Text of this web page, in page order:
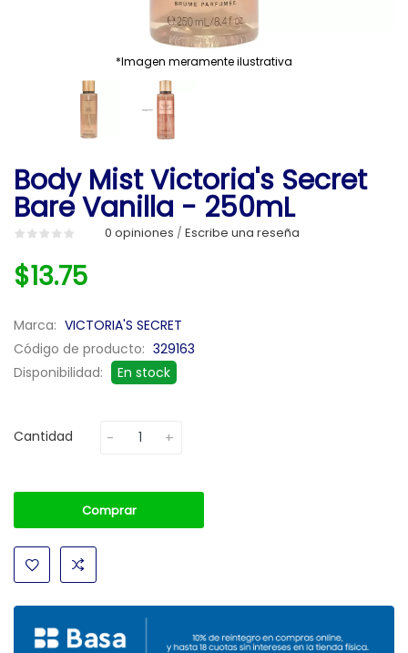
*Imagen meramente ilustrativa
Body Mist Victoria's Secret
Bare Vanilla - 250mL
0 opiniones / Escribe una reseña
$13.75
Marca: VICTORIA'S SECRET
Código de producto: 329163
Disponibilidad:
En stock
Cantidad
Comprar